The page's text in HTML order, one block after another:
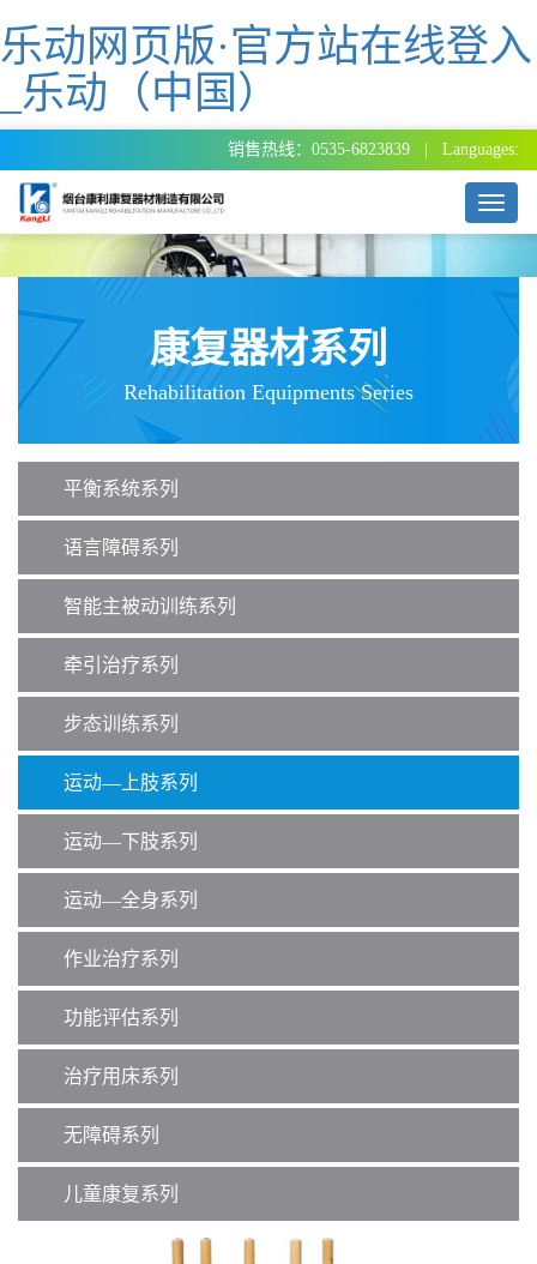
乐动网页版·官方站在线登入
_乐动（中国）
销售热线：0535-6823839 | Languages:
T
o
g
i
g
i
康复器材系列
Rehabilitation Equipments Series
平衡系统系列
语言障碍系列
智能主被动训练系列
牵引治疗系列
步态训练系列
运动—上肢系列
运动—下肢系列
运动—全身系列
作业治疗系列
功能评估系列
治疗用床系列
无障碍系列
儿童康复系列